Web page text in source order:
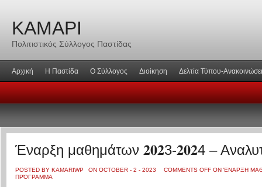
ΚΑΜΑΡΙ
Πολιτιστικός Σύλλογος Παστίδας
Αρχική Η Παστίδα Ο Σύλλογος Διοίκηση Δελτία Τύπου-
Έναρξη μαθημάτων 𝟐𝟎𝟐3-𝟐𝟎𝟐4 –
POSTED BY KAMARIWP ON OCTOBER - 2 - 2023 COMMENTS OFF ON ΈΝΑΡΞΗ
ΠΡΌΓΡΑΜΜΑ